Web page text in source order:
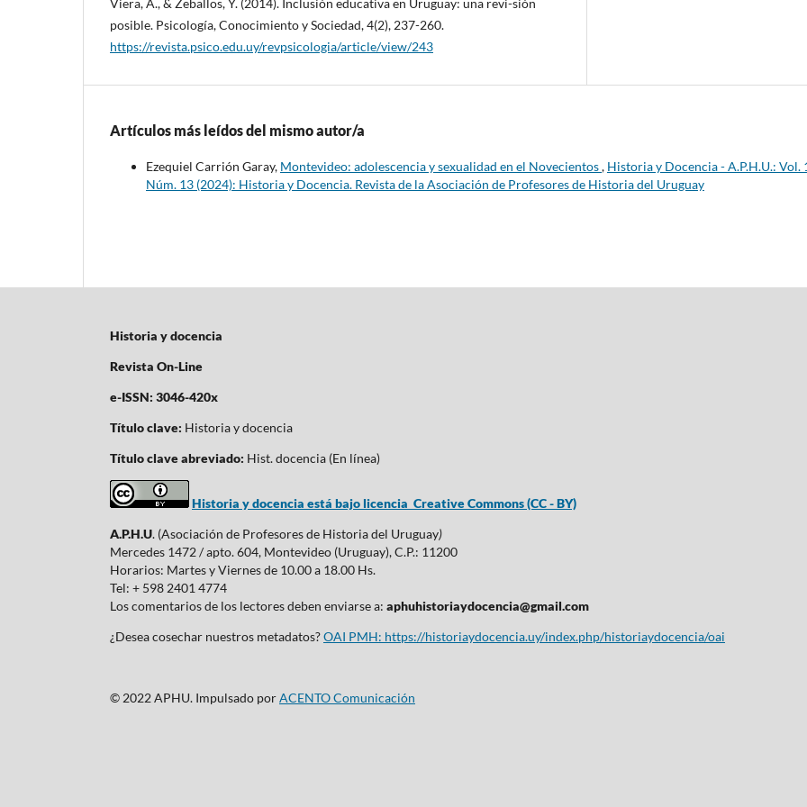
Viera, A., & Zeballos, Y. (2014). Inclusión educativa en Uruguay: una revi-sión
posible. Psicología, Conocimiento y Sociedad, 4(2), 237-260.
https://revista.psico.edu.uy/revpsicologia/article/view/243
Artículos más leídos del mismo autor/a
Ezequiel Carrión Garay, Montevideo: adolescencia y sexualidad en el Novecientos, Historia y Docencia - A.P.H.U.: Vol.
Núm. 13 (2024): Historia y Docencia. Revista de la Asociación de Profesores de Historia del Uruguay
Historia y docencia
Revista On-Line
e-ISSN: 3046-420x
Título clave: Historia y docencia
Título clave abreviado: Hist. docencia (En línea)
Historia y docencia está bajo licencia Creative Commons (CC - BY)
A.P.H.U. (Asociación de Profesores de Historia del Uruguay)
Mercedes 1472 / apto. 604, Montevideo (Uruguay), C.P.: 11200
Horarios: Martes y Viernes de 10.00 a 18.00 Hs.
Tel: + 598 2401 4774
Los comentarios de los lectores deben enviarse a: aphuhistoriaydocencia@gmail.com
¿Desea cosechar nuestros metadatos?OAI PMH: https://historiaydocencia.uy/index.php/historiaydocencia/oai
© 2022 APHU. Impulsado porACENTO Comunicación